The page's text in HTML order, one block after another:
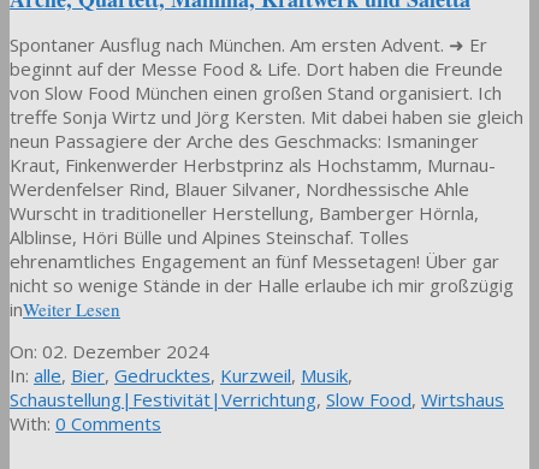
Spontaner Ausflug nach München. Am ersten Advent. ➜ Er
beginnt auf der Messe Food & Life. Dort haben die Freunde
von Slow Food München einen großen Stand organisiert. Ich
treffe Sonja Wirtz und Jörg Kersten. Mit dabei haben sie gleich
neun Passagiere der Arche des Geschmacks: Ismaninger
Kraut, Finkenwerder Herbstprinz als Hochstamm, Murnau-
Werdenfelser Rind, Blauer Silvaner, Nordhessische Ahle
Wurscht in traditioneller Herstellung, Bamberger Hörnla,
Alblinse, Höri Bülle und Alpines Steinschaf. Tolles
ehrenamtliches Engagement an fünf Messetagen! Über gar
nicht so wenige Stände in der Halle erlaube ich mir großzügig
inWeiter Lesen
2024-
12-
02
On: 02. Dezember 2024
In: alle, Bier, Gedrucktes, Kurzweil, Musik,
Schaustellung|Festivität|Verrichtung, Slow Food, Wirtshaus
With: 0 Comments